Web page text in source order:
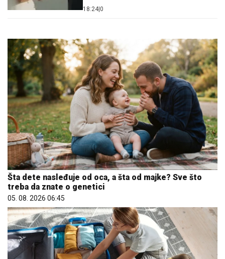
18:24 0
Šta dete nasleđuje od oca, a šta od majke? Sve što
treba da znate o genetici
05. 08. 2026 06:45